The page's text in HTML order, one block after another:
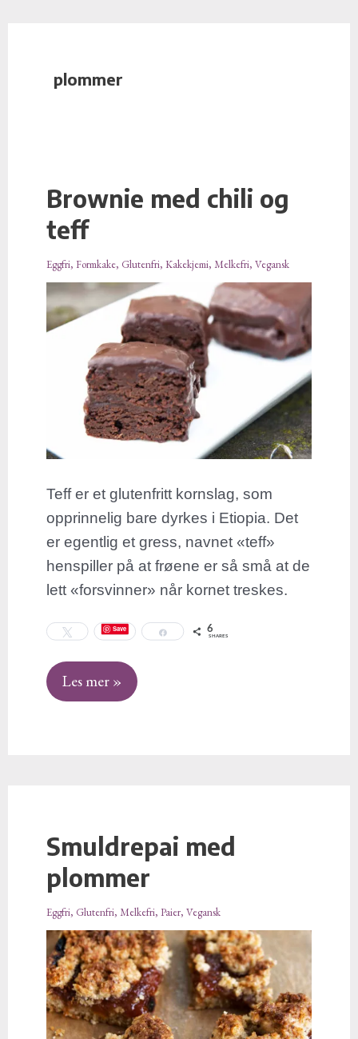
innholdetplommer
Brownie med chili og
teff
Eggfri, Formkake, Glutenfri, Kakekjemi, Melkefri, Vegansk
Teff er et glutenfritt kornslag, som
opprinnelig bare dyrkes i Etiopia. Det
er egentlig et gress, navnet «teff»
henspiller på at frøene er så små at de
lett «forsvinner» når kornet treskes.
Save Share 6
SHARES
Brownie
med
chili
og
teff
Les mer »
Smuldrepai med
plommer
Eggfri, Glutenfri, Melkefri, Paier, Vegansk
Smuldrepai
med
plommer